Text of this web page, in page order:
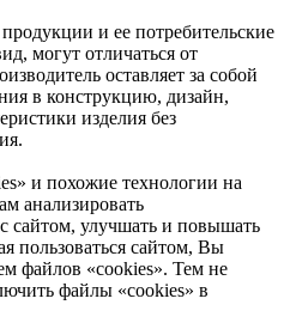
и ее потребительские
могут отличаться от
оставляет за собой
в конструкцию, дизайн,
изделия без
и похожие технологии на
анализировать
сайтом, улучшать и повышать
пользоваться сайтом, Вы
файлов «cookies». Тем не
файлы «cookies» в